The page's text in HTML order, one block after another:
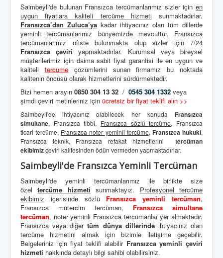
Saimbeyli'de bulunan Fransızca tercümanlarımız sizler için en
uygun fiyatlara kaliteli tercüme hizmetisunmaktadırlar.
Fransızca’dan Zuluca’ya kadar ihtiyacınız olan tüm dillerde
yeminli tercümanlarımız bünyemizde mevcuttur. Fransızca
tercümanlarımız ofiste bulunmakta olup sizler için 7/24
Fransızca çeviri yapmaktadırlar. Kurumsal veya bireysel
müşterilerimiz için daima sabit fiyat garantisi ile en uygun ve
kaliteli tercümeçözümlerini sunan firmamız bu noktada
kalitenin öncüsü olarak hizmetlerini sürdürmektedir.
Bizi hemen arayın 0850 304 13 32 / 0545 304 1332 veya
şimdi çeviri metinleriniz için ücretsiz bir fiyat teklifi alın >>
Saimbeyli'de ihtiyacınız olabilecek her konuda Fransızca
simultane, Fransızca tıbbi, Fransızca sözlü tercüme, Fransızca
ticari tercüme, Fransızca noter yeminli tercüme, Fransızca hukuki,
Fransızca teknik, Fransızca refakat hizmetlerini
tercüman
ekibimizçeviri kalitesinden ödün vermeden yapmaktadırlar.
Saimbeyli'de Fransızca Yeminli Tercüman
Saimbeyli'de yeminli tercümanlarımız ile birlikte size
özeltercüme hizmeti sunmaktayız. Profesyonel tercüme
ekibimiz içerisinde sözlü Fransızca yeminli tercüman,
Fransızca mütercim tercüman, Fransızca simultane
tercüman, noter yeminli Fransızca tercümanlar yer almaktadır.
Fransızca veya diğertüm dünya dillerindeihtiyacınız olan
tercüme hizmetini almak için bizimle iletişime geçebilir.
Belgeleriniz için fiyat teklifi alabilir Fransızca yeminli çeviri
hizmeti hakkında detaylı bilgi sahibi olabilirsiniz.